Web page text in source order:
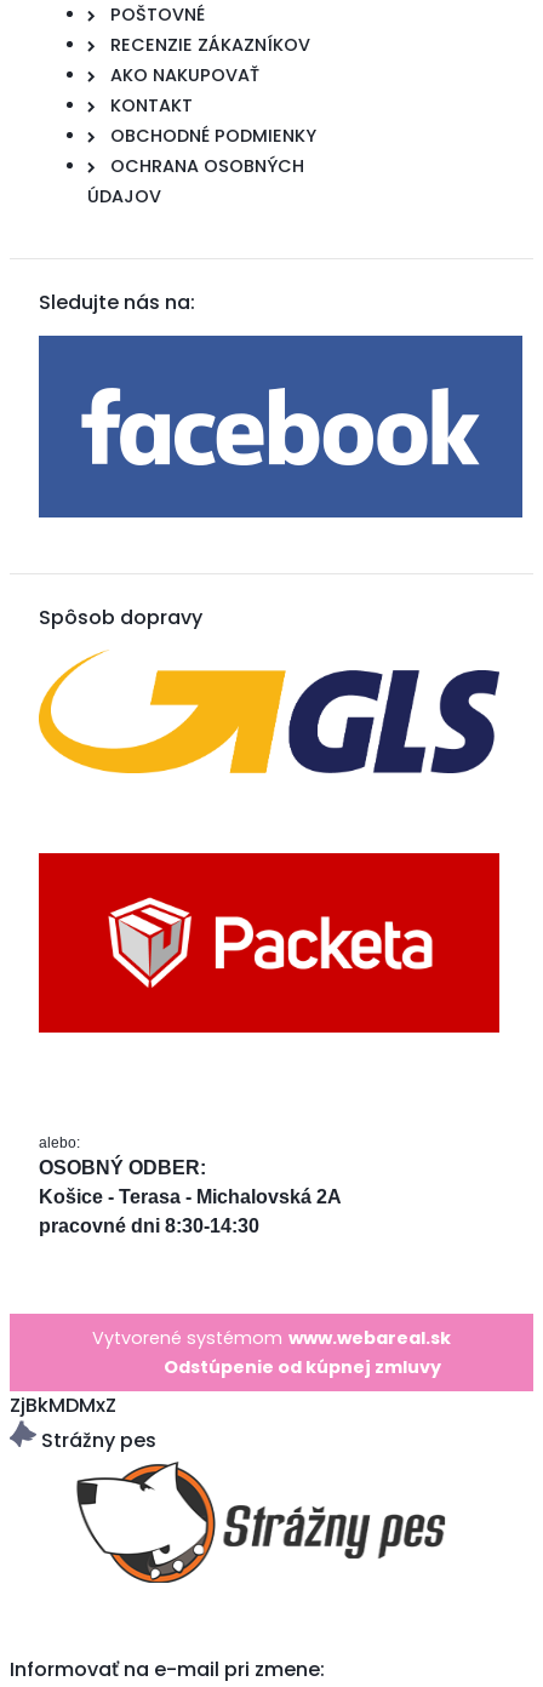
POŠTOVNÉ
RECENZIE ZÁKAZNÍKOV
AKO NAKUPOVAŤ
KONTAKT
OBCHODNÉ PODMIENKY
OCHRANA OSOBNÝCH
ÚDAJOV
Sledujte nás na:
Spôsob dopravy
alebo:
OSOBNÝ ODBER:
Košice - Terasa - Michalovská 2A
pracovné dni 8:30-14:30
Vytvorené systémom www.webareal.sk
Odstúpenie od kúpnej zmluvy
ZjBkMDMxZ
Strážny pes
Informovať na e-mail pri zmene: